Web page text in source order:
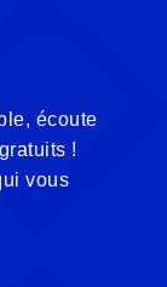
écoute
!
vous